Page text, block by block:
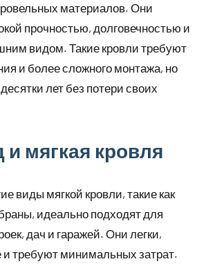
материалов. Они
прочностью, долговечностью и
видом. Такие кровли требуют
и более сложного монтажа, но
лет без потери своих
мягкая кровля
виды мягкой кровли, такие как
идеально подходят для
дач и гаражей. Они легки,
и требуют минимальных затрат.